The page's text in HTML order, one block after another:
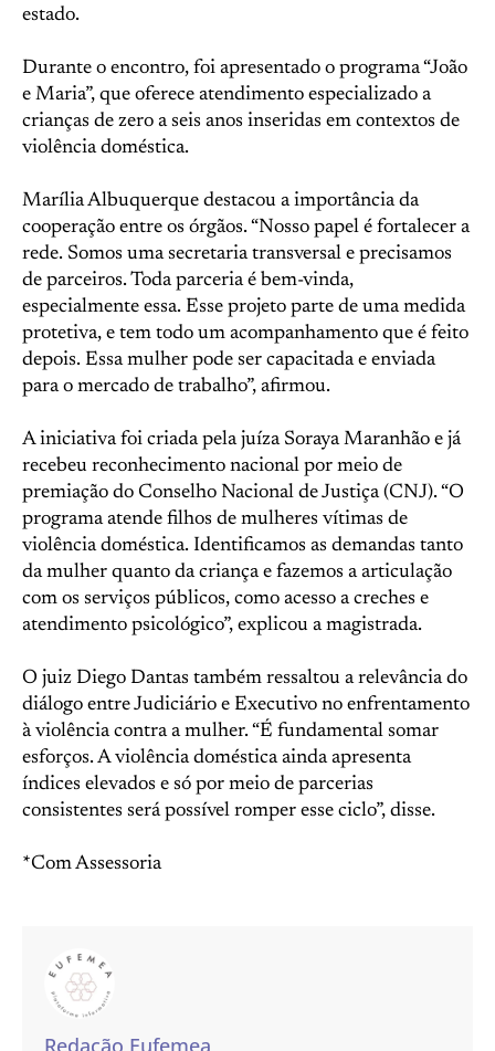
estado.
Durante o encontro, foi apresentado o programa “João
e Maria”, que oferece atendimento especializado a
crianças de zero a seis anos inseridas em contextos de
violência doméstica.
Marília Albuquerque destacou a importância da
cooperação entre os órgãos. “Nosso papel é fortalecer a
rede. Somos uma secretaria transversal e precisamos
de parceiros. Toda parceria é bem-vinda,
especialmente essa. Esse projeto parte de uma medida
protetiva, e tem todo um acompanhamento que é feito
depois. Essa mulher pode ser capacitada e enviada
para o mercado de trabalho”, afirmou.
A iniciativa foi criada pela juíza Soraya Maranhão e já
recebeu reconhecimento nacional por meio de
premiação do Conselho Nacional de Justiça (CNJ). “O
programa atende filhos de mulheres vítimas de
violência doméstica. Identificamos as demandas tanto
da mulher quanto da criança e fazemos a articulação
com os serviços públicos, como acesso a creches e
atendimento psicológico”, explicou a magistrada.
O juiz Diego Dantas também ressaltou a relevância do
diálogo entre Judiciário e Executivo no enfrentamento
à violência contra a mulher. “É fundamental somar
esforços. A violência doméstica ainda apresenta
índices elevados e só por meio de parcerias
consistentes será possível romper esse ciclo”, disse.
*Com Assessoria
Redação Eufemea